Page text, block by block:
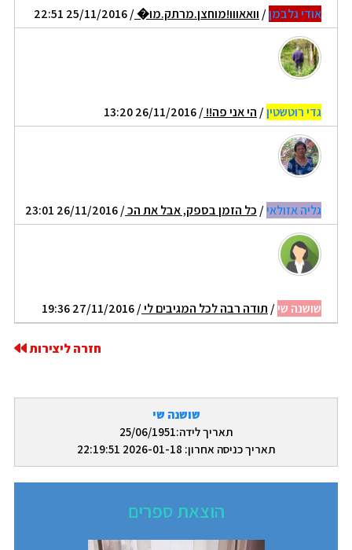
שושנה שי
תאריך לידה:25/06/1951
תאריך כניסה אחרון: 2026-01-18 22:19:51
הוצאת ספרים
אודי גלבמן/ וואאווו!מוחצן.מרתק.מו�/ 25/11/2016 22:51
גדי רוטשטין/ הי אני פה!!/ 26/11/2016 13:20
גליה אזולאי/ כל הזמן בספק, אבל את הכ/ 26/11/2016 23:01
שושנה שי/ תודה רבה לכל המגיבים לי/ 27/11/2016 19:36
חזרה ליצירות